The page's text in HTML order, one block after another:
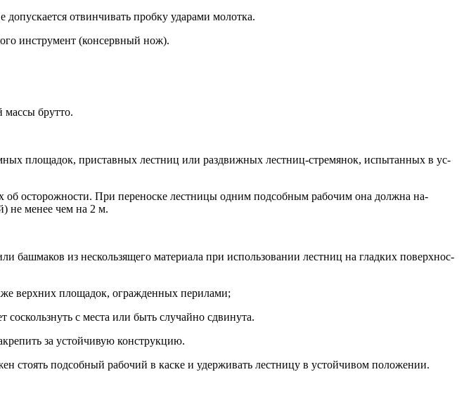
от­винчи­вать проб­ку уда­рами мо­лот­ка.
инс­тру­мент (кон­сер­вный нож).
мас­сы брут­то.
пло­щадок, прис­тавных лес­тниц или раз­движ­ных лес­тниц-стре­мянок, ис­пы­тан­ных в ус­
об ос­то­рож­ности. При пе­ренос­ке лес­тни­цы од­ним под­собным ра­бочим она дол­жна на­
не ме­нее чем на 2 м.
баш­ма­ков из нес­коль­зя­щего ма­тери­ала при ис­поль­зо­вании лес­тниц на глад­ких по­вер­хнос­
вер­хних пло­щадок, ог­ражден­ных пе­рила­ми;
с мес­та или быть слу­чай­но сдви­нута.
за ус­той­чи­вую конс­трук­цию.
сто­ять под­собный ра­бочий в кас­ке и удер­жи­вать лес­тни­цу в ус­той­чи­вом по­ложе­нии.